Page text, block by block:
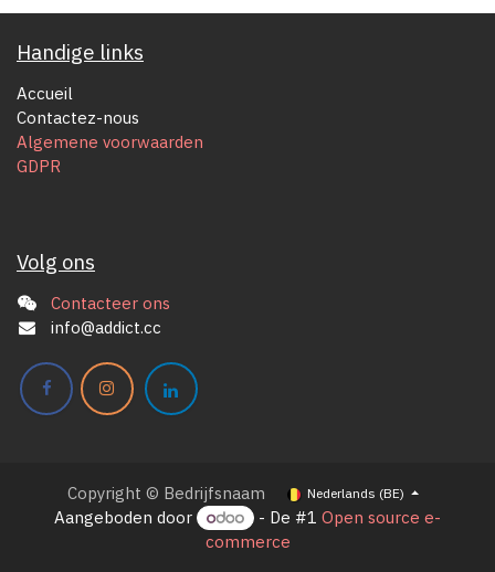
Handige links
Accueil
Contactez-nous
Algemene voorwaarden
GDPR
Volg ons
Contacteer ons
info@addict.cc
Copyright © Bedrijfsnaam Nederlands (BE)
Aangeboden door - De #1 Open source e-
commerce